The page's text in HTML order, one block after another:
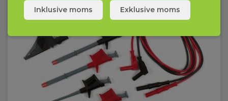
Inklusive moms Exklusive moms